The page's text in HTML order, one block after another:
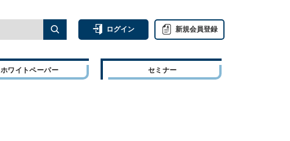
ログイン 新規会員登録
ホワイトペーパー セミナー